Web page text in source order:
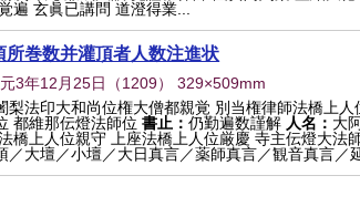
遍 玄眞已講問 道澄得業...
所巻数并灌頂者人数注進状
3年12月25日 （1209） 329×509mm
梨法印大和尚位権大僧都親覚 別当権律師法橋上
都維那伝燈法師位 書止： 仍勤遍数謹解 人名： 大
橋上人位親守 上座法橋上人位厳慶 寺主伝燈大法
／大壇／小壇／大日真言／薬師真言／観音真言／